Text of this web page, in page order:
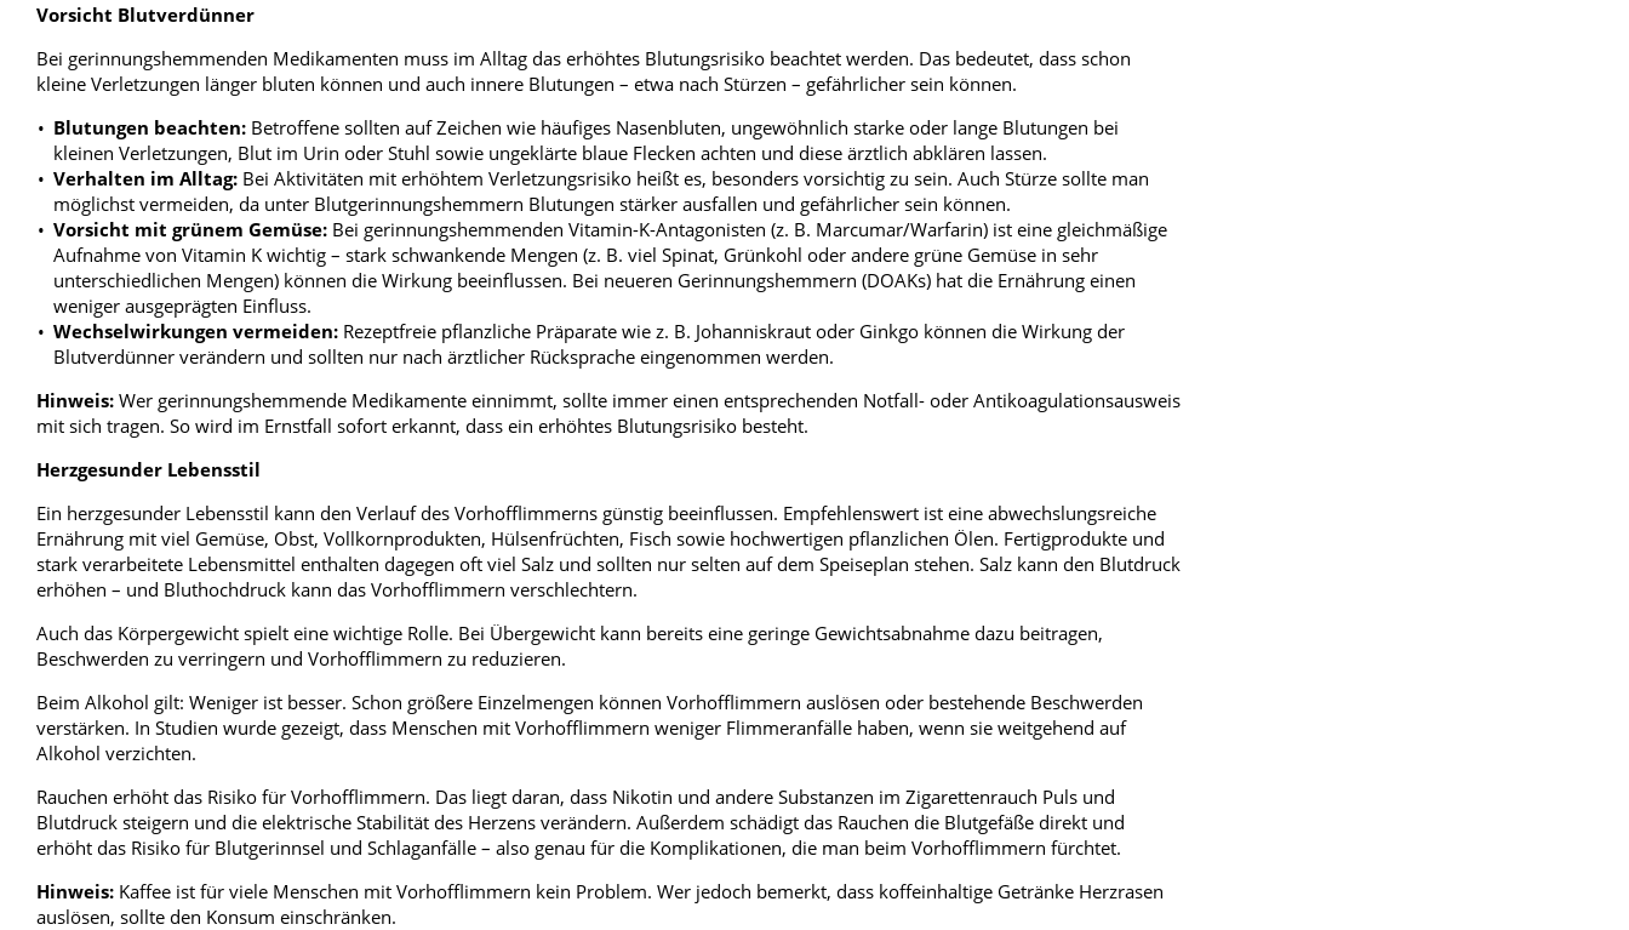
Vorsicht Blutverdünner
Bei gerinnungshemmenden Medikamenten muss im Alltag das erhöhtes Blutungsrisiko beachtet werden. Das bedeutet, dass schon
kleine Verletzungen länger bluten können und auch innere Blutungen – etwa nach Stürzen – gefährlicher sein können.
Blutungen beachten: Betroffene sollten auf Zeichen wie häufiges Nasenbluten, ungewöhnlich starke oder lange Blutungen bei
kleinen Verletzungen, Blut im Urin oder Stuhl sowie ungeklärte blaue Flecken achten und diese ärztlich abklären lassen.
Verhalten im Alltag: Bei Aktivitäten mit erhöhtem Verletzungsrisiko heißt es, besonders vorsichtig zu sein. Auch Stürze sollte man
möglichst vermeiden, da unter Blutgerinnungshemmern Blutungen stärker ausfallen und gefährlicher sein können.
Vorsicht mit grünem Gemüse: Bei gerinnungshemmenden Vitamin-K-Antagonisten (z. B. Marcumar/Warfarin) ist eine gleichmäßige
Aufnahme von Vitamin K wichtig – stark schwankende Mengen (z. B. viel Spinat, Grünkohl oder andere grüne Gemüse in sehr
unterschiedlichen Mengen) können die Wirkung beeinflussen. Bei neueren Gerinnungshemmern (DOAKs) hat die Ernährung einen
weniger ausgeprägten Einfluss.
Wechselwirkungen vermeiden: Rezeptfreie pflanzliche Präparate wie z. B. Johanniskraut oder Ginkgo können die Wirkung der
Blutverdünner verändern und sollten nur nach ärztlicher Rücksprache eingenommen werden.
Hinweis: Wer gerinnungshemmende Medikamente einnimmt, sollte immer einen entsprechenden Notfall- oder Antikoagulationsausweis
mit sich tragen. So wird im Ernstfall sofort erkannt, dass ein erhöhtes Blutungsrisiko besteht.
Herzgesunder Lebensstil
Ein herzgesunder Lebensstil kann den Verlauf des Vorhofflimmerns günstig beeinflussen. Empfehlenswert ist eine abwechslungsreiche
Ernährung mit viel Gemüse, Obst, Vollkornprodukten, Hülsenfrüchten, Fisch sowie hochwertigen pflanzlichen Ölen. Fertigprodukte und
stark verarbeitete Lebensmittel enthalten dagegen oft viel Salz und sollten nur selten auf dem Speiseplan stehen. Salz kann den Blutdruck
erhöhen – und Bluthochdruck kann das Vorhofflimmern verschlechtern.
Auch das Körpergewicht spielt eine wichtige Rolle. Bei Übergewicht kann bereits eine geringe Gewichtsabnahme dazu beitragen,
Beschwerden zu verringern und Vorhofflimmern zu reduzieren.
Beim Alkohol gilt: Weniger ist besser. Schon größere Einzelmengen können Vorhofflimmern auslösen oder bestehende Beschwerden
verstärken. In Studien wurde gezeigt, dass Menschen mit Vorhofflimmern weniger Flimmeranfälle haben, wenn sie weitgehend auf
Alkohol verzichten.
Rauchen erhöht das Risiko für Vorhofflimmern. Das liegt daran, dass Nikotin und andere Substanzen im Zigarettenrauch Puls und
Blutdruck steigern und die elektrische Stabilität des Herzens verändern. Außerdem schädigt das Rauchen die Blutgefäße direkt und
erhöht das Risiko für Blutgerinnsel und Schlaganfälle – also genau für die Komplikationen, die man beim Vorhofflimmern fürchtet.
Hinweis: Kaffee ist für viele Menschen mit Vorhofflimmern kein Problem. Wer jedoch bemerkt, dass koffeinhaltige Getränke Herzrasen
auslösen, sollte den Konsum einschränken.